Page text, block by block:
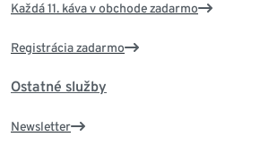
Každá 11. káva v obchode zadarmo
Registrácia zadarmo
Ostatné služby
Newsletter